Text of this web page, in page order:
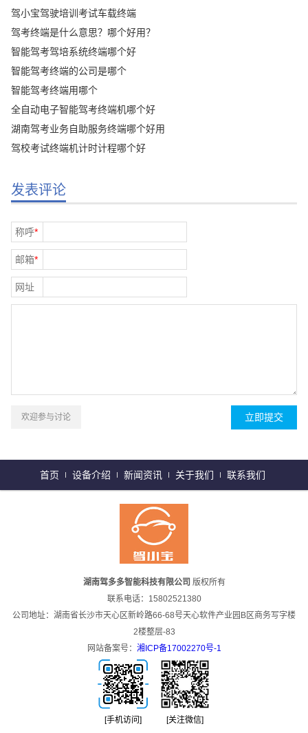
驾小宝驾驶培训考试车载终端
驾考终端是什么意思？哪个好用？
智能驾考驾培系统终端哪个好
智能驾考终端的公司是哪个
智能驾考终端用哪个
全自动电子智能驾考终端机哪个好
湖南驾考业务自助服务终端哪个好用
驾校考试终端机计时计程哪个好
发表评论
称呼*
邮箱*
网址
欢迎参与讨论
首页 设备介绍 新闻资讯 关于我们 联系我们
湖南驾多多智能科技有限公司 版权所有
联系电话：15802521380
公司地址：湖南省长沙市天心区新岭路66-68号天心软件产业园B区商务写字楼
2楼整层-83
网站备案号： 湘ICP备17002270号-1
[手机访问] [关注微信]